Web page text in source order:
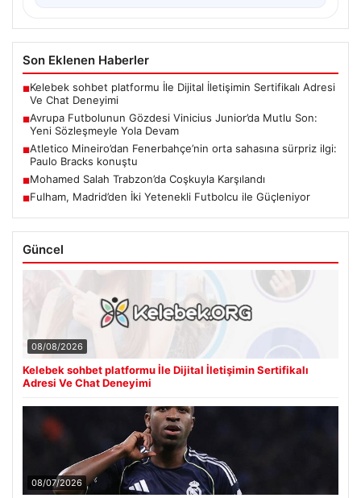
Son Eklenen Haberler
■Kelebek sohbet platformu İle Dijital İletişimin Sertifikalı Adresi
Ve Chat Deneyimi
■Avrupa Futbolunun Gözdesi Vinicius Junior’da Mutlu Son:
Yeni Sözleşmeyle Yola Devam
■Atletico Mineiro’dan Fenerbahçe’nin orta sahasına sürpriz ilgi:
Paulo Bracks konuştu
■Mohamed Salah Trabzon’da Coşkuyla Karşılandı
■Fulham, Madrid’den İki Yetenekli Futbolcu ile Güçleniyor
Güncel
08/08/2026
Kelebek sohbet platformu İle Dijital İletişimin Sertifikalı
Adresi Ve Chat Deneyimi
08/07/2026